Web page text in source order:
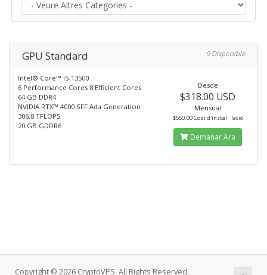
GPU Standard 9 Disponible
Intel® Core™ i5-13500
6 Performance Cores 8 Efficient Cores
64 GB DDR4
NVIDIA RTX™ 4000 SFF Ada Generation
306.8 TFLOPS
20 GB GDDR6
Desde
$318.00 USD
Mensual
$550.00 Cost d'instal · lació
Demanar Ara
Copyright © 2026 CryptoVPS. All Rights Reserved.